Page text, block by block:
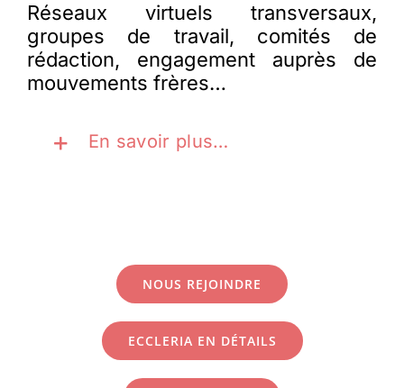
Réseaux virtuels transversaux,
groupes de travail, comités de
rédaction, engagement auprès de
mouvements frères…
En savoir plus…
NOUS REJOINDRE
ECCLERIA EN DÉTAILS